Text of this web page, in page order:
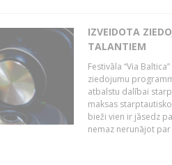
IZVEIDOTA
TALANTIEM
Festivāla “Via
ziedojumu
atbalstu dalībai
maksas
bieži vien ir jāsedz
nemaz nerunājot